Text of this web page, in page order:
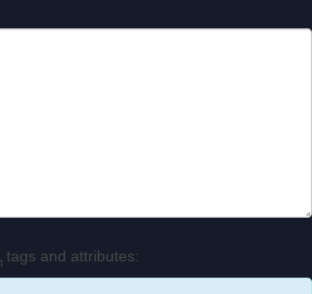
tags and attributes: